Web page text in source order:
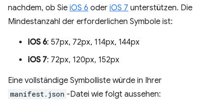
nachdem, ob Sie iOS 6 oder iOS 7 unterstützen. Die
Mindestanzahl der erforderlichen Symbole ist:
iOS 6: 57px, 72px, 114px, 144px
iOS 7: 72px, 120px, 152px
Eine vollständige Symbolliste würde in Ihrer
manifest.json -Datei wie folgt aussehen: